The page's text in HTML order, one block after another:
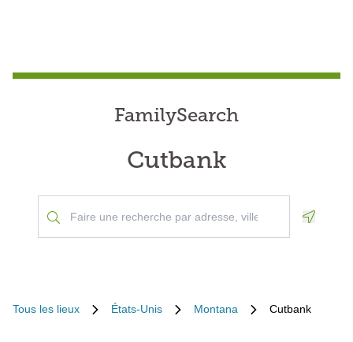
FamilySearch
Cutbank
Tous les lieux États-Unis Montana Cutbank